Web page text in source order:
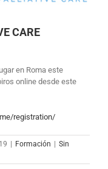
CARE
en Roma este
online desde este
registration/
Formación
Sin